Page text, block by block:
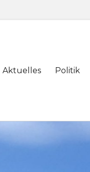
Primary
Aktuelles Politik